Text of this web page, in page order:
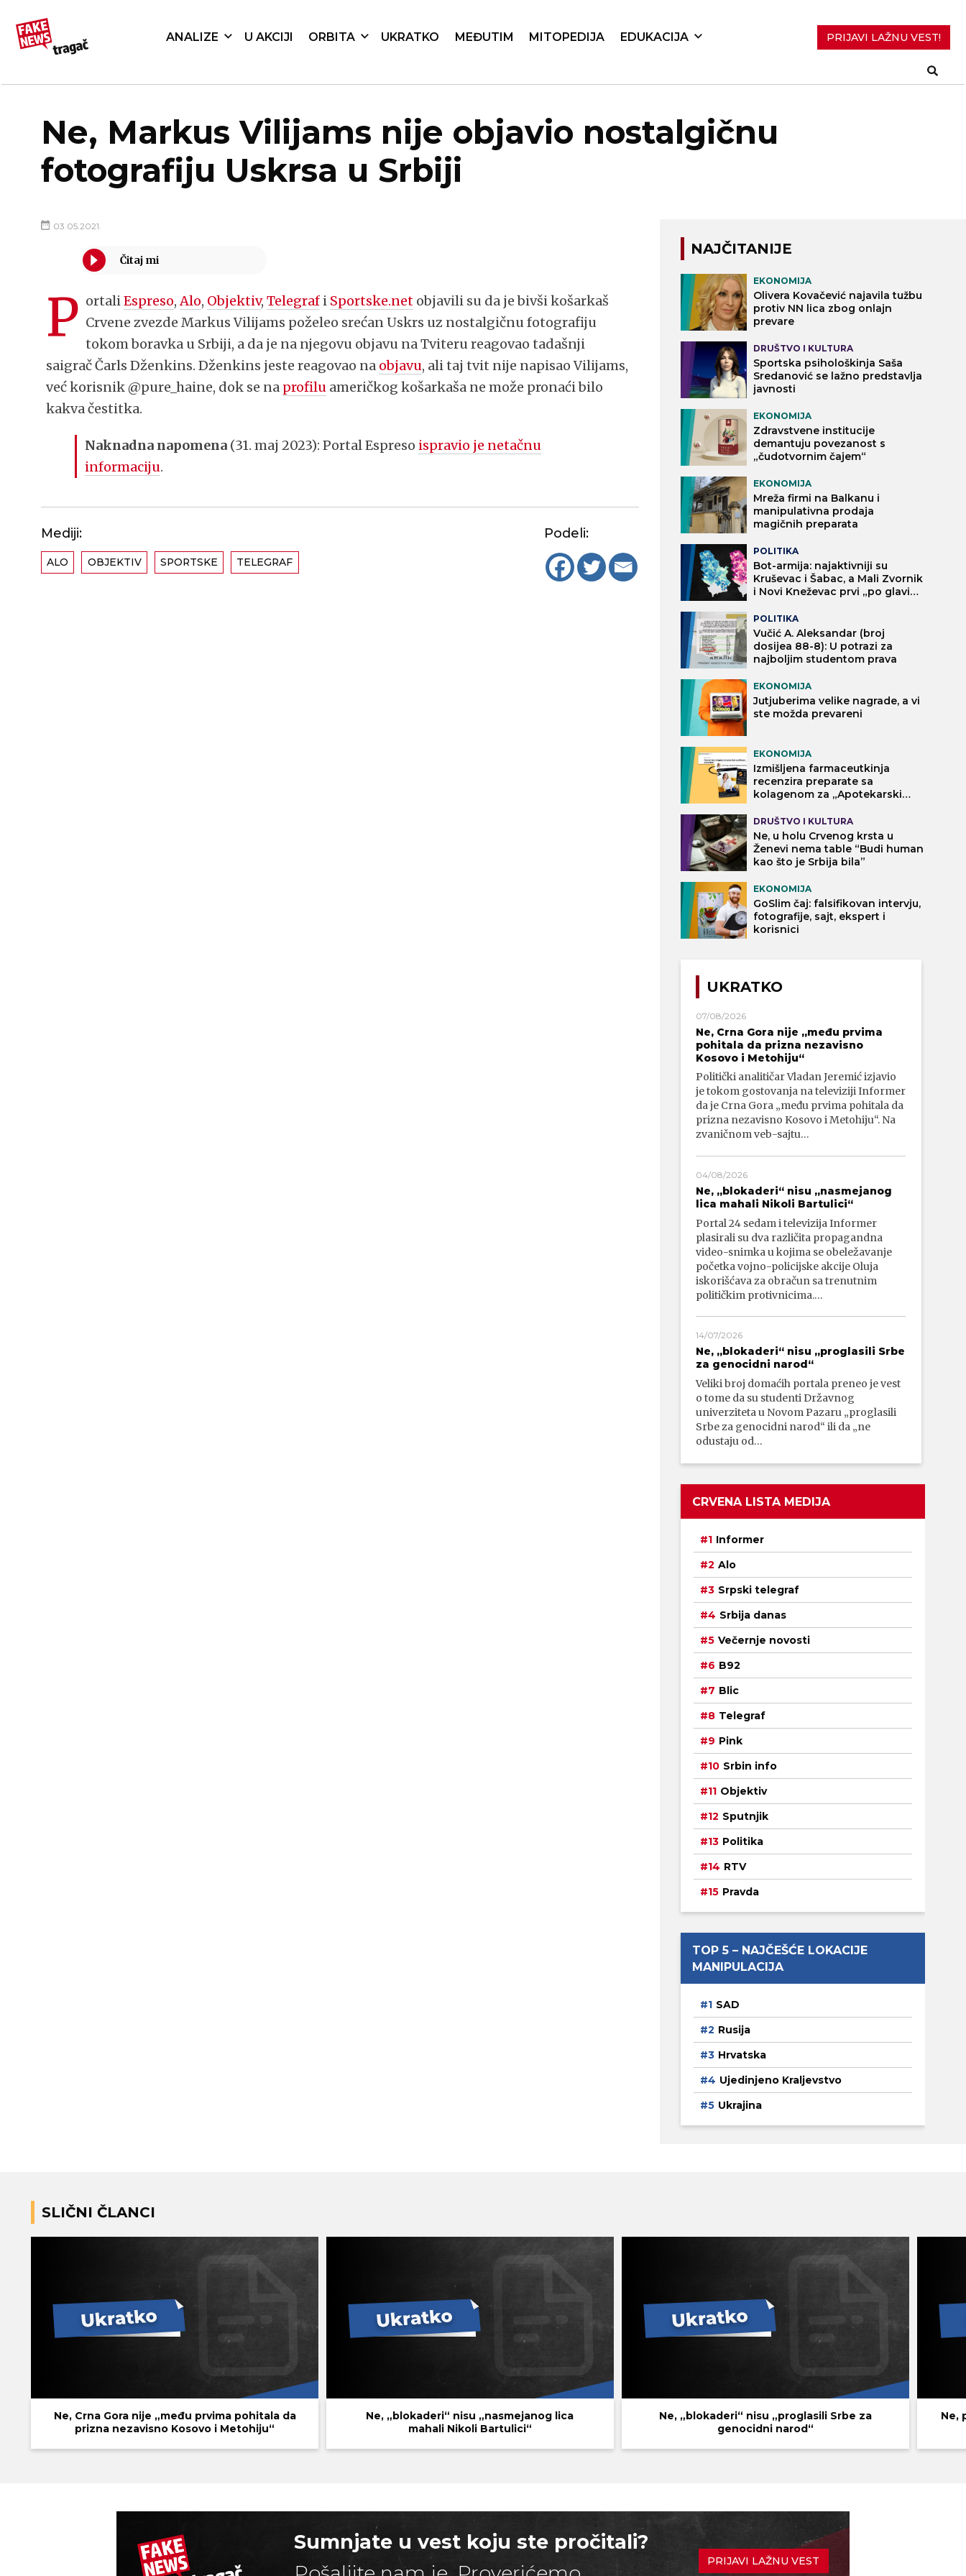
ANALIZE U AKCIJI ORBITA UKRATKO MEĐUTIM MITOPEDIJA EDUKACIJA PRIJAVI LAŽNU VEST!
Ne, Markus Vilijams nije objavio nostalgičnu
fotografiju Uskrsa u Srbiji
03.05.2021.
P ortaliEspreso,Alo, Objektiv,Telegraf i Sportske.net objavili su da je bivši košarkaš
Crvene zvezde Markus Vilijams poželeo srećan Uskrs uz nostalgičnu fotografiju
tokom boravka u Srbiji, a da je na njegovu objavu na Tviteru reagovao tadašnji
saigrač Čarls Dženkins. Dženkins jeste reagovao na objavu, ali taj tvit nije napisao Vilijams,
već korisnik @pure_haine, dok se na profilu američkog košarkaša ne može pronaći bilo
kakva čestitka.
Naknadna napomena(31. maj 2023): Portal Espreso ispravio je netačnu
informaciju.
Mediji:
ALO OBJEKTIV SPORTSKE TELEGRAF
Podeli:
NAJČITANIJE
EKONOMIJA
Olivera Kovačević najavila tužbu
protiv NN lica zbog onlajn
prevare
DRUŠTVO I KULTURA
Sportska psihološkinja Saša
Sredanović se lažno predstavlja
javnosti
EKONOMIJA
Zdravstvene institucije
demantuju povezanost s
„čudotvornim čajem“
EKONOMIJA
Mreža firmi na Balkanu i
manipulativna prodaja
magičnih preparata
POLITIKA
Bot-armija: najaktivniji su
Kruševac i Šabac, a Mali Zvornik
i Novi Kneževac prvi „po glavi
POLITIKA
Vučić A. Aleksandar (broj
dosijea 88-8): U potrazi za
najboljim studentom prava
EKONOMIJA
Jutjuberima velike nagrade, a vi
ste možda prevareni
EKONOMIJA
Izmišljena farmaceutkinja
recenzira preparate sa
kolagenom za „Apotekarski
DRUŠTVO I KULTURA
Ne, u holu Crvenog krsta u
Ženevi nema table “Budi human
kao što je Srbija bila”
EKONOMIJA
GoSlim čaj: falsifikovan intervju,
fotografije, sajt, ekspert i
korisnici
UKRATKO
07/08/2026
Ne, Crna Gora nije „među prvima
pohitala da prizna nezavisno
Kosovo i Metohiju“
Politički analitičar Vladan Jeremić izjavio
je tokom gostovanja na televiziji Informer
da je Crna Gora „među prvima pohitala da
prizna nezavisno Kosovo i Metohiju“. Na
zvaničnom veb-sajtu…
04/08/2026
Ne, „blokaderi“ nisu „nasmejanog
lica mahali Nikoli Bartulici“
Portal 24 sedam i televizija Informer
plasirali su dva različita propagandna
video-snimka u kojima se obeležavanje
početka vojno-policijske akcije Oluja
iskorišćava za obračun sa trenutnim
političkim protivnicima.…
14/07/2026
Ne, „blokaderi“ nisu „proglasili Srbe
za genocidni narod“
Veliki broj domaćih portala preneo je vest
o tome da su studenti Državnog
univerziteta u Novom Pazaru „proglasili
Srbe za genocidni narod“ ili da „ne
odustaju od…
CRVENA LISTA MEDIJA
Informer
Alo
Srpski telegraf
Srbija danas
Večernje novosti
B92
Blic
Telegraf
Pink
Srbin info
Objektiv
Sputnjik
Politika
RTV
Pravda
TOP 5 – NAJČEŠĆE LOKACIJE
MANIPULACIJA
SAD
Rusija
Hrvatska
Ujedinjeno Kraljevstvo
Ukrajina
SLIČNI ČLANCI
Ne, Crna Gora nije „među prvima pohitala da
prizna nezavisno Kosovo i Metohiju“
Ne, „blokaderi“ nisu „nasmejanog lica
mahali Nikoli Bartulici“
Ne, „blokaderi“ nisu „proglasili Srbe za
genocidni narod“
Ne,
Sumnjate u vest koju ste pročitali?
PRIJAVI LAŽNU VEST